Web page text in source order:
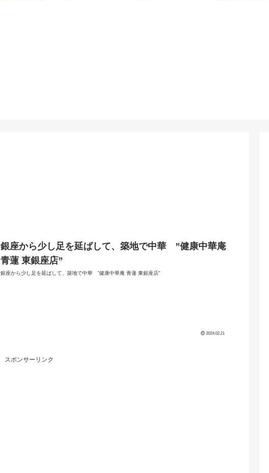
銀座から少し足を延ばして、築地で中華 ”健康中華庵
青蓮 東銀座店”
銀座から少し足を延ばして、築地で中華 ”健康中華庵 青蓮 東銀座店”
2024.02.21
スポンサーリンク